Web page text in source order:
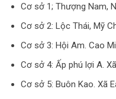
Cơ sở 1; Thượng Nam,
Cơ sở 2: Lộc Thái, Mỹ
Cơ sở 3: Hội Am. Cao
Cơ sở 4: Ấp phú lợi A.
Cơ sở 5: Buôn Kao. Xã